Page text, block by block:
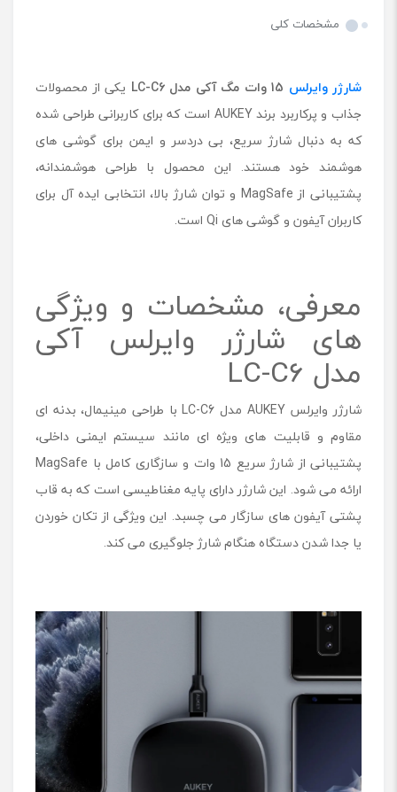
مشخصات کلی
شارژر وایرلس LC-C6 یکی از محصولات
جذاب و پرکاربرد برند AUKEY است که برای کاربرانی طراحی شده
که به دنبال شارژ سریع، بی ‌دردسر و ایمن برای گوشی‌ های
هوشمند خود هستند. این محصول با طراحی هوشمندانه،
پشتیبانی از MagSafe و توان شارژ بالا، انتخابی ایده ‌آل برای
کاربران آیفون و گوشی ‌های Qi است.
معرفی، مشخصات و ویژگی
‌های شارژر وایرلس آکی
مدل LC-C6
شارژر وایرلس AUKEY مدل LC-C6 با طراحی مینیمال، بدنه‌ ای
مقاوم و قابلیت ‌های ویژه ‌ای مانند سیستم ایمنی داخلی،
پشتیبانی از شارژ سریع 15 وات و سازگاری کامل با MagSafe
ارائه می ‌شود. این شارژر دارای پایه مغناطیسی است که به قاب
پشتی آیفون‌ های سازگار می ‌چسبد. این ویژگی از تکان خوردن
یا جدا شدن دستگاه هنگام شارژ جلوگیری می ‌کند.